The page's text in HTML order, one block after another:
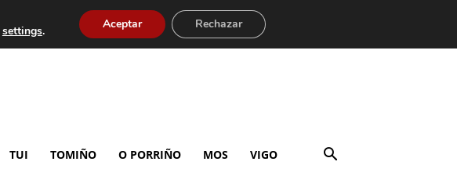
TUI TOMIÑO O PORRIÑO MOS VIGO
settings. Aceptar Rechazar